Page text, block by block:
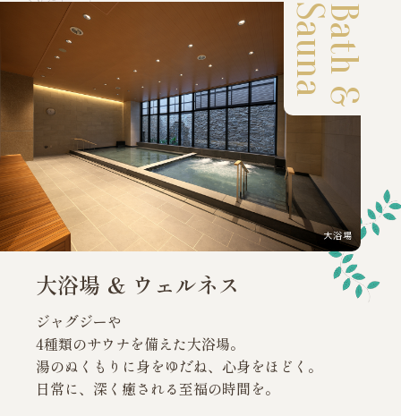
Bath &
Sauna
大浴場
大浴場 ＆ ウェルネス
ジャグジーや
4種類のサウナを備えた大浴場。
湯のぬくもりに身をゆだね、心身をほどく。
日常に、深く癒される至福の時間を。